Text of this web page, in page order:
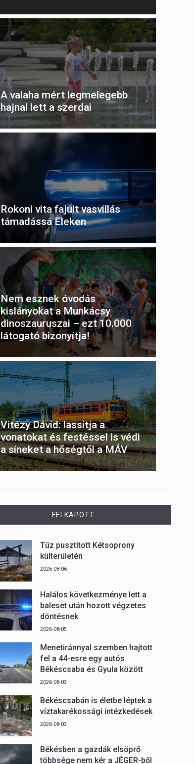
A valaha mért legmelegebb
hajnal lett a szerdai
Rokoni vita fajult vasvillás
támadássá Eleken
Nem esznek óvodás
kislányokat a Munkácsy
dinoszauruszai – ezt 10.000
látogató bizonyítja!
Vitézy Dávid: lassítja a
vonatokat és festéssel is védi
a síneket a hőségtől a MÁV
FELKAPOTT
Tűz pusztított Kétsoprony
külterületén
2026-08-06
Halálos következménye lett a
baleset után hozott végzetes
döntésnek
2026-08-05
Menetiránnyal szemben hajtott
fel a 44-esre egy autós
Békéscsaba és Gyula között
2026-08-03
Békéscsabán is életbe léptek a
víztakarékossági intézkedések
2026-08-03
Békésben a gazdák elsöprő
többsége nem kér a JÉGER-ből